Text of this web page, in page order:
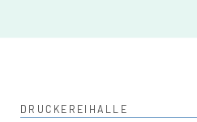
DRUCKEREIHALLE